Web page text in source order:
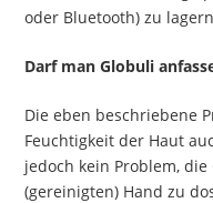
oder Bluetooth) zu
Darf man Globuli
Die eben beschriebene
Feuchtigkeit der Haut
jedoch kein Problem,
(gereinigten) Hand zu